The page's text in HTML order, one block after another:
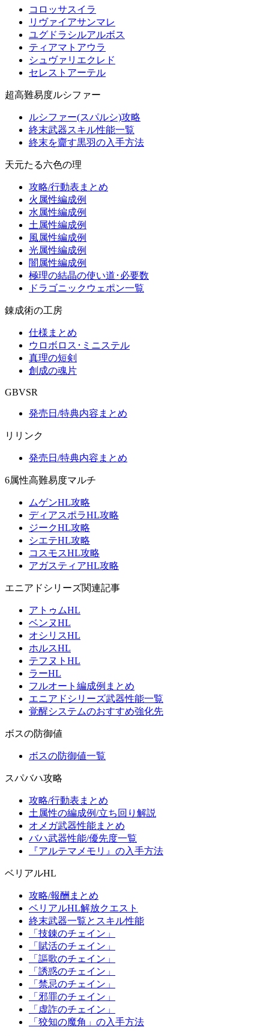
コロッサスイラ
リヴァイアサンマレ
ユグドラシルアルボス
ティアマトアウラ
シュヴァリエクレド
セレストアーテル
超高難易度ルシファー
ルシファー(スパルシ)攻略
終末武器スキル性能一覧
終末を齎す黒羽の入手方法
天元たる六色の理
攻略/行動表まとめ
火属性編成例
水属性編成例
土属性編成例
風属性編成例
光属性編成例
闇属性編成例
極理の結晶の使い道･必要数
ドラゴニックウェポン一覧
錬成術の工房
仕様まとめ
ウロボロス･ミニステル
真理の短剣
創成の魂片
GBVSR
発売日/特典内容まとめ
リリンク
発売日/特典内容まとめ
6属性高難易度マルチ
ムゲンHL攻略
ディアスポラHL攻略
ジークHL攻略
シエテHL攻略
コスモスHL攻略
アガスティアHL攻略
エニアドシリーズ関連記事
アトゥムHL
ベンヌHL
オシリスHL
ホルスHL
テフヌトHL
ラーHL
フルオート編成例まとめ
エニアドシリーズ武器性能一覧
覚醒システムのおすすめ強化先
ボスの防御値
ボスの防御値一覧
スパバハ攻略
攻略/行動表まとめ
土属性の編成例/立ち回り解説
オメガ武器性能まとめ
バハ武器性能/優先度一覧
『アルテマメモリ』の入手方法
ベリアルHL
攻略/報酬まとめ
ベリアルHL解放クエスト
終末武器一覧とスキル性能
「技錬のチェイン」
「賦活のチェイン」
「謳歌のチェイン」
「誘惑のチェイン」
「禁忌のチェイン」
「邪罪のチェイン」
「虚詐のチェイン」
「狡知の魔角」の入手方法